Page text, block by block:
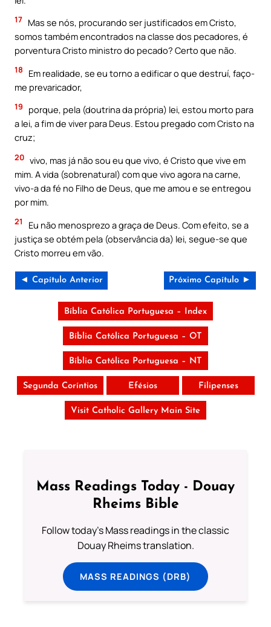
17 Mas se nós, procurando ser justificados em Cristo,
somos também encontrados na classe dos pecadores, é
porventura Cristo ministro do pecado? Certo que não.
18
Em realidade, se eu torno a edificar o que destruí, faço-
me prevaricador,
19
porque, pela (doutrina da própria) lei, estou morto para
a lei, a fim de viver para Deus. Estou pregado com Cristo na
cruz;
20 vivo, mas já não sou eu que vivo, é Cristo que vive em
mim. A vida (sobrenatural) com que vivo agora na carne,
vivo-a da fé no Filho de Deus, que me amou e se entregou
por mim.
21
Eu não menosprezo a graça de Deus. Com efeito, se a
justiça se obtém pela (observância da) lei, segue-se que
Cristo morreu em vão.
◄ Capítulo Anterior Próximo Capítulo ►
Bíblia Católica Portuguesa – Index
Bíblia Católica Portuguesa – OT
Bíblia Católica Portuguesa – NT
Segunda Coríntios Efésios Filipenses
Visit Catholic Gallery Main Site
Mass Readings Today - Douay
Rheims Bible
Follow today's Mass readings in the classic
Douay Rheims translation.
MASS READINGS (DRB)